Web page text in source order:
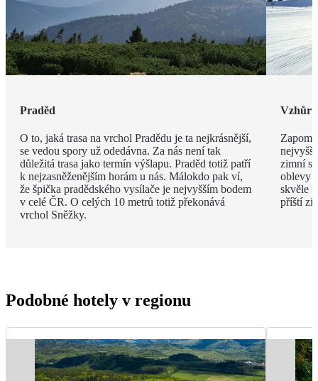
Praděd
O to, jaká trasa na vrchol Pradědu je ta nejkrásnější,
se vedou spory už odedávna. Za nás není tak
důležitá trasa jako termín výšlapu. Praděd totiž patří
k nejzasněženějším horám u nás. Málokdo pak ví,
že špička pradědského vysílače je nejvyšším bodem
v celé ČR. O celých 10 metrů totiž překonává
vrchol Sněžky.
zimní
oblevy
skvěle
příští
Podobné hotely v regionu